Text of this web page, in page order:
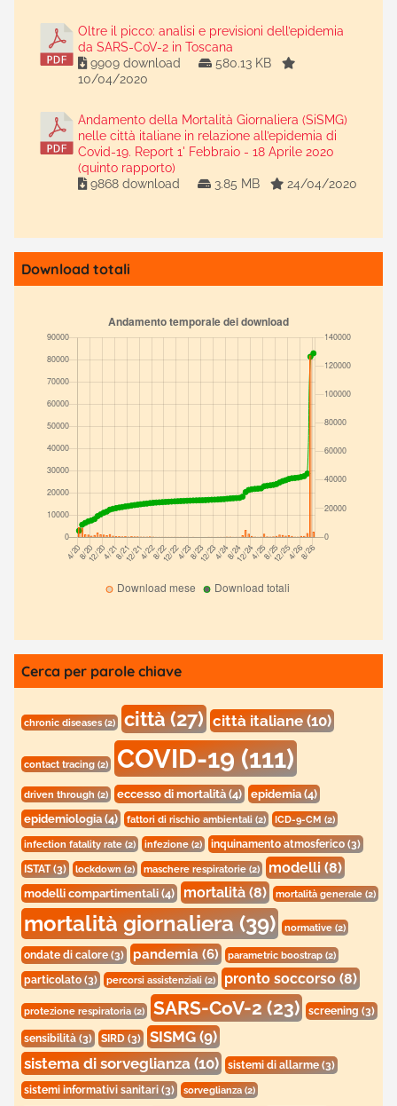
Oltre il picco: analisi e previsioni dell’epidemia
da SARS-CoV-2 in Toscana
9909 download
580.13 KB
10/04/2020
Andamento della Mortalità Giornaliera (SiSMG)
nelle città italiane in relazione all’epidemia di
Covid-19. Report 1' Febbraio - 18 Aprile 2020
(quinto rapporto)
9868 download
3.85 MB 24/04/2020
Download totali
Cerca per parole chiave
chronic diseases(2) città(27) città italiane(10)
contact tracing(2) COVID-19(111)
driven through(2) eccesso di mortalità(4) epidemia(4)
epidemiologia(4) fattori di rischio ambientali (2) ICD-9-CM(2)
infection fatality rate (2) infezione(2) inquinamento atmosferico(3)
ISTAT(3) lockdown(2) maschere respiratorie (2) modelli(8)
modelli compartimentali(4) mortalità(8) mortalità generale(2)
mortalità giornaliera(39) normative(2)
ondate di calore(3) pandemia(6) parametric boostrap (2)
particolato(3) percorsi assistenziali (2) pronto soccorso(8)
protezione respiratoria (2) SARS-CoV-2(23) screening(3)
sensibilità(3) SIRD(3) SISMG(9)
sistema di sorveglianza(10) sistemi di allarme(3)
sistemi informativi sanitari(3) sorveglianza(2)